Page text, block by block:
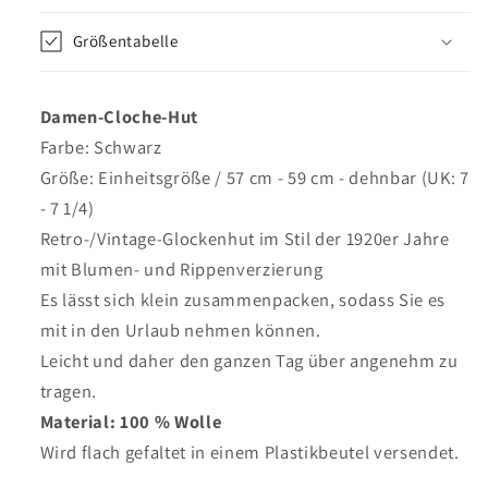
Schwarz
Schwarz
Größentabelle
Damen-Cloche-Hut
Farbe: Schwarz
Größe: Einheitsgröße / 57 cm - 59 cm - dehnbar (UK: 7
- 7 1/4)
Retro-/Vintage-Glockenhut im Stil der 1920er Jahre
mit Blumen- und Rippenverzierung
Es lässt sich klein zusammenpacken, sodass Sie es
mit in den Urlaub nehmen können.
Leicht und daher den ganzen Tag über angenehm zu
tragen.
Material: 100 % Wolle
Wird flach gefaltet in einem Plastikbeutel versendet.